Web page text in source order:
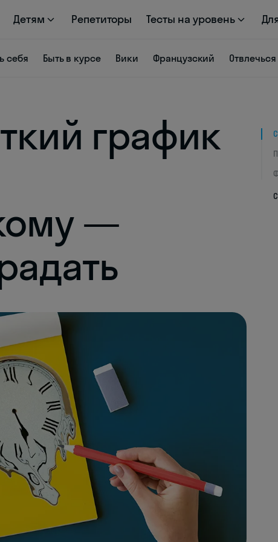
Детям Репетиторы Тесты на уровень
себя Быть в курсе Вики Французский Отвлечься
график
—